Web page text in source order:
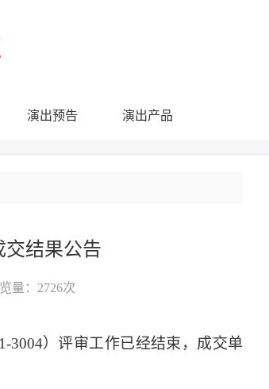
演出预告 演出产品
交结果公告
量： 2726次
3004）评审工作已经结束，成交单